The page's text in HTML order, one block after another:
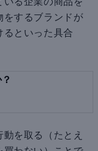
をするブランドが
といった具合
を取る（たとえ